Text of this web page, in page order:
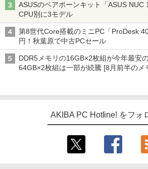
ASUSのベアボーンキット「ASUS NUC
CPU別に3モデル
第8世代Core搭載のミニPC「ProDesk
円！秋葉原で中古PCセール
DDR5メモリの16GB×2枚組が今年最安
64GB×2枚組は一部が続騰 [8月前半の
AKIBA PC Hotline! をフォ